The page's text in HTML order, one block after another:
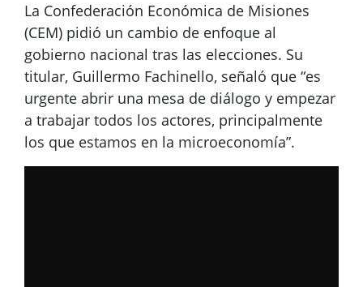
La Confederación Económica de Misiones
(CEM) pidió un cambio de enfoque al
gobierno nacional tras las elecciones. Su
titular, Guillermo Fachinello, señaló que “es
urgente abrir una mesa de diálogo y empezar
a trabajar todos los actores, principalmente
los que estamos en la microeconomía”.